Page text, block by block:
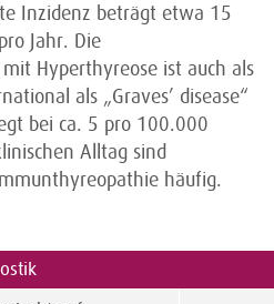
Inzidenz beträgt etwa 15
Jahr. Die
Hyperthyreose ist auch als
als „Graves’ disease“
bei ca. 5 pro 100.000
Alltag sind
häufig.